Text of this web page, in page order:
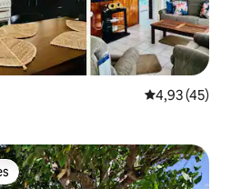
4,93 de uma
4,93 (45)
dos hóspedes